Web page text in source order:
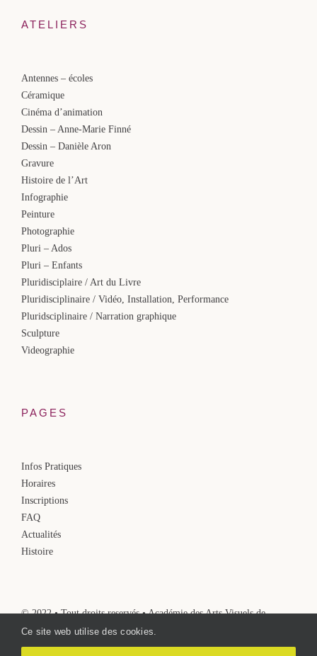
ATELIERS
Antennes – écoles
Céramique
Cinéma d’animation
Dessin – Anne-Marie Finné
Dessin – Danièle Aron
Gravure
Histoire de l’Art
Infographie
Peinture
Photographie
Pluri – Ados
Pluri – Enfants
Pluridisciplaire / Art du Livre
Pluridisciplinaire / Vidéo, Installation, Performance
Pluridsciplinaire / Narration graphique
Sculpture
Videographie
PAGES
Infos Pratiques
Horaires
Inscriptions
FAQ
Actualités
Histoire
© 2022 • Tout droits reservés • Académie des Arts Visuels de
Molenbeek-Saint-Jean
Ce site web utilise des cookies.